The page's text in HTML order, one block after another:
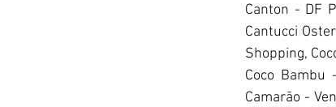
Canton - DF
Cantucci
Shopping,
Coco Bambu
Camarão -